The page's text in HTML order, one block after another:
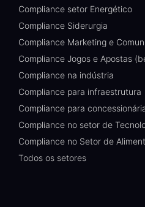
Compliance setor Energético
Compliance Siderurgia
Compliance Marketing e
Compliance Jogos e Apostas
Compliance na indústria
Compliance para infraestrutura
Compliance para
Compliance no setor de
Compliance no Setor de
Todos os setores